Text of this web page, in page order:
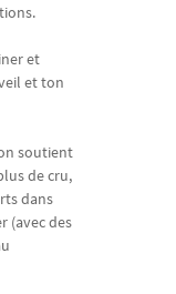
et
et ton
soutient
de cru,
dans
(avec des